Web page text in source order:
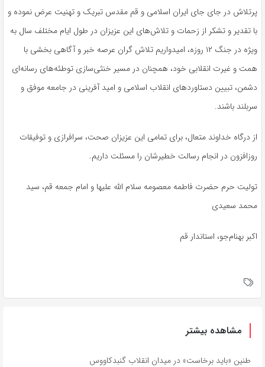
پرتلاش در جای جای ایران اسلامی و قم مقدس تبریک و تهنیت عرض نموده و
با تقدیر و تشکر از زحمات و تلاش‌های این عزیزان در طول ایام مختلف سال به
ویژه در جنگ ۱۲ روزه، امیدواریم تلاش گران عرصه خبر و آگاهی بخشی با
همت و غیرت انقلابی خود، همچنان در مسیر خنثی‌سازی توطئه‌های رسانه‌ای
دشمن، تبیین دستاوردهای انقلاب اسلامی و امید آفرینی در جامعه موفق و
سربلند باشند.
از درگاه خداوند متعال، برای تمامی این عزیزان صحت، سرافرازی و توفیقات
روزافزون در انجام رسالت خطیرشان را مسئلت داریم.
تولیت حرم حضرت فاطمه معصومه سلام الله علیها و امام جمعه قم، سید
محمد سعیدی
اکبر بهنام‌جو، استاندار قم
مشاهده بیشتر
طنین «باید برخاست» در میدان انقلاب گنبدکاووس